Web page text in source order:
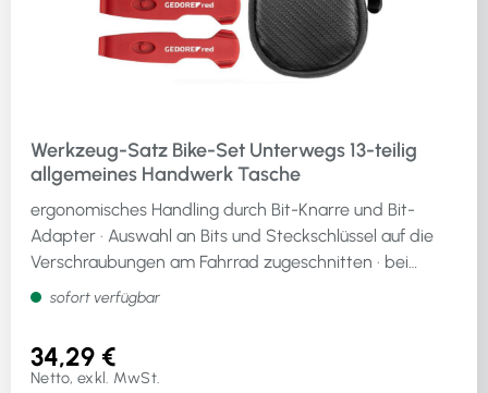
Werkzeug-Satz Bike-Set Unterwegs 13-teilig
allgemeines Handwerk Tasche
ergonomisches Handling durch Bit-Knarre und Bit-
Adapter · Auswahl an Bits und Steckschlüssel auf die
Verschraubungen am Fahrrad zugeschnitten · bei
engen Platzverhältnissen: Knarre mit und ohne Bit-
Störgeräusche beim Fahren dank Reißverschluss aus
sofort verfügbar
34,29 €
Netto, exkl. MwSt.